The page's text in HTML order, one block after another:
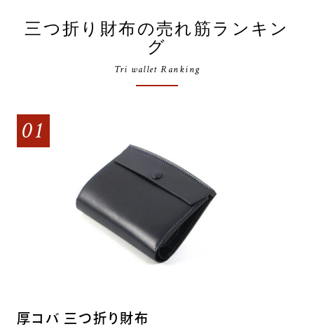
三つ折り財布の売れ筋ランキン
グ
Tri wallet Ranking
01
厚コバ 三つ折り財布